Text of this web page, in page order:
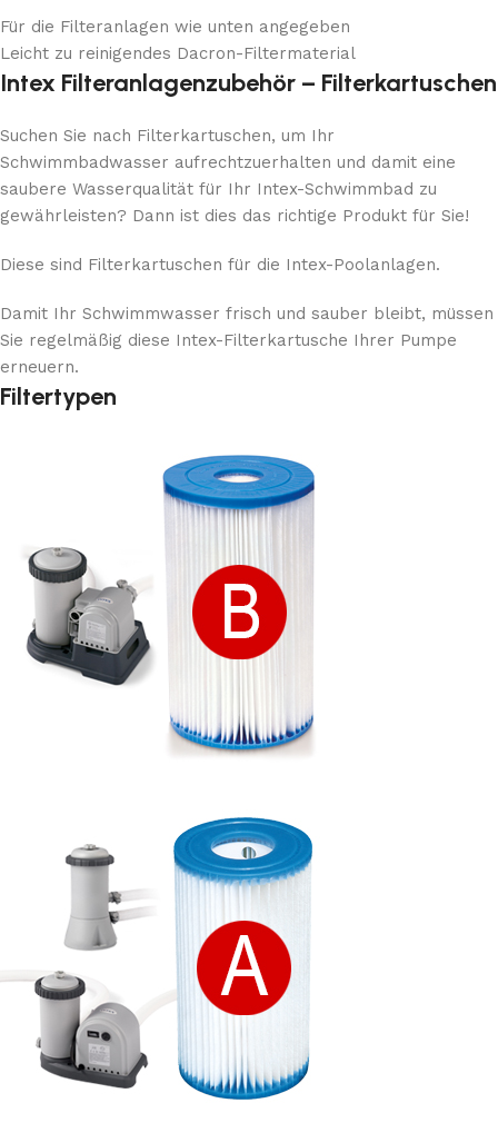
Für die Filteranlagen wie unten angegeben
Leicht zu reinigendes Dacron-Filtermaterial
Intex Filteranlagenzubehör – Filterkartuschen
Suchen Sie nach Filterkartuschen, um Ihr
Schwimmbadwasser aufrechtzuerhalten und damit eine
saubere Wasserqualität für Ihr Intex-Schwimmbad zu
gewährleisten? Dann ist dies das richtige Produkt für Sie!
Diese sind Filterkartuschen für die Intex-Poolanlagen.
Damit Ihr Schwimmwasser frisch und sauber bleibt, müssen
Sie regelmäßig diese Intex-Filterkartusche Ihrer Pumpe
erneuern.
Filtertypen